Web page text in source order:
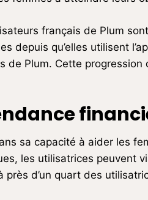
français de Plum
depuis qu’elles utilisent
Plum. Cette progression
sa capacité à aider les
les utilisatrices peuvent
d’un quart des